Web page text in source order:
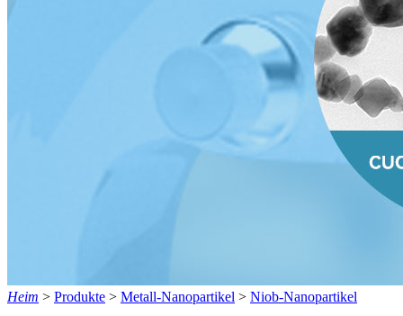
Heim > Produkte > Metall-Nanopartikel > Niob-Nanopartikel